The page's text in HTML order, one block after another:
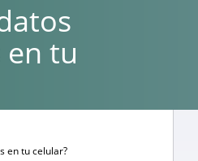
en tu
en tu celular?